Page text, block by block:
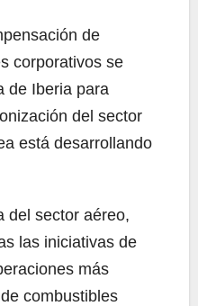
de
corporativos se
de Iberia para
del sector
está desarrollando
del sector aéreo,
las iniciativas de
más
combustibles